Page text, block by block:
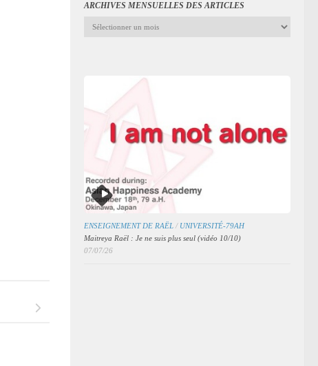
ARCHIVES MENSUELLES DES ARTICLES
Archives
ENSEIGNEMENT DE RAËL / UNIVERSITÉ-79AH
Maitreya Raël : Je ne suis plus seul (vidéo 10/10)
07/07/26